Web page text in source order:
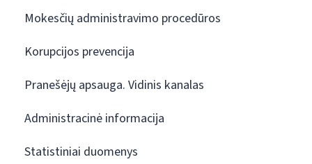
Mokesčių administravimo procedūros
Korupcijos prevencija
Pranešėjų apsauga. Vidinis kanalas
Administracinė informacija
Statistiniai duomenys